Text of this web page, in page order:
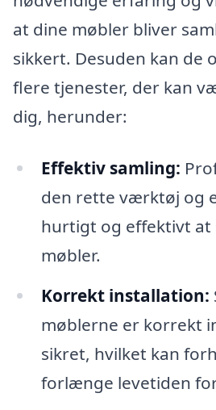
at dine møbler bliver
sikkert. Desuden kan de
flere tjenester, der kan
dig, herunder:
Effektiv samling:
den rette værktøj og
hurtigt og effektivt at
møbler.
Korrekt installation:
møblerne er korrekt
sikret, hvilket kan
forlænge levetiden